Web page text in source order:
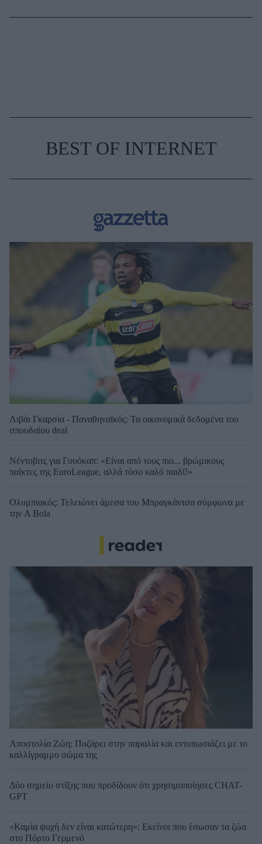
BEST OF INTERNET
Λιβάι Γκαρσία - Παναθηναϊκός: Τα οικονομικά δεδομένα του
σπουδαίου deal
Νέντοβιτς για Γουόκαπ: «Είναι από τους πιο... βρώμικους
παίκτες της EuroLeague, αλλά τόσο καλό παιδί!»
Ολυμπιακός: Τελειώνει άμεσα του Μπραγκάντσα σύμφωνα με
την A Bola
Αποστολία Ζώη: Ποζάρει στην παραλία και εντυπωσιάζει με το
καλλίγραμμο σώμα της
Δύο σημείο στίξης που προδίδουν ότι χρησιμοποίησες CHAT-
GPT
«Καμία ψυχή δεν είναι κατώτερη»: Εκείνοι που έσωσαν τα ζώα
στο Πόρτο Γερμενό